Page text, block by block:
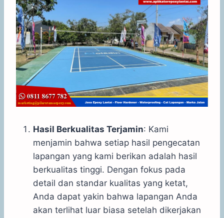
Hasil Berkualitas Terjamin: Kami
menjamin bahwa setiap hasil pengecatan
lapangan yang kami berikan adalah hasil
berkualitas tinggi. Dengan fokus pada
detail dan standar kualitas yang ketat,
Anda dapat yakin bahwa lapangan Anda
akan terlihat luar biasa setelah dikerjakan